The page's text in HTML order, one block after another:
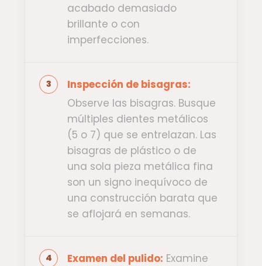
acabado demasiado
brillante o con
imperfecciones.
Inspección de bisagras:
Observe las bisagras. Busque
múltiples dientes metálicos
(5 o 7) que se entrelazan. Las
bisagras de plástico o de
una sola pieza metálica fina
son un signo inequívoco de
una construcción barata que
se aflojará en semanas.
Examen del pulido: Examine